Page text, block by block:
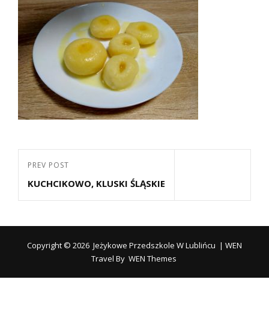
Nawigacja
wpisu
Previous
Post
PREV POST
KUCHCIKOWO, KLUSKI ŚLĄSKIE
Copyright © 2026 Jeżykowe Przedszkole W Lublińcu | WEN
Travel By WEN Themes